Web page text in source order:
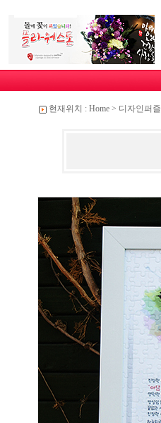
현재위치 : Home> 디자인퍼즐